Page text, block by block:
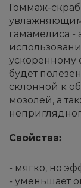
Гоммаж-
увлажняющим
гамамелиса -
ускоренному
будет
склонной к
мозолей, а
Свойства:
- мягко, но
- уменьшает